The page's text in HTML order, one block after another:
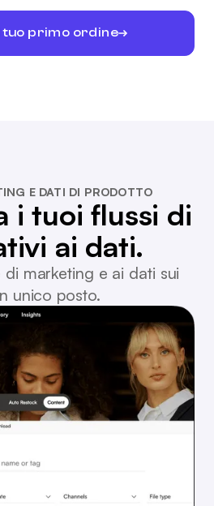
tuo primo ordine
E DATI DI PRODOTTO
i tuoi flussi di
ai dati.
marketing e ai dati sui
unico posto.